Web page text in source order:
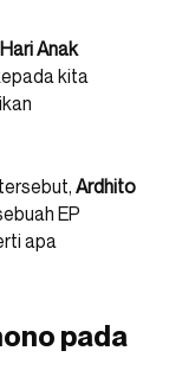
Hari Anak
kita
Ardhito
EP
apa
pada